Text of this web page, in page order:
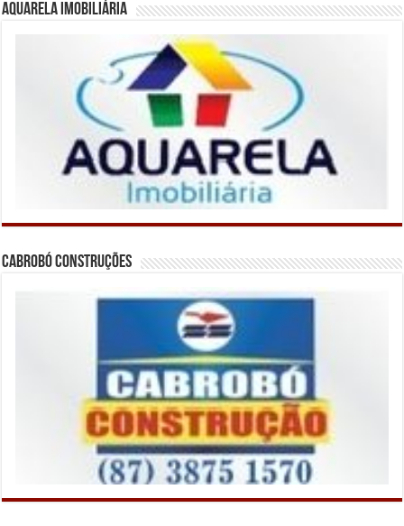
Aquarela Imobiliária
Cabrobó Construções